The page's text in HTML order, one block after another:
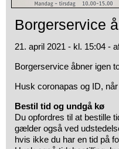
Borgerservice
21. april 2021 - kl. 15:04 -
Borgerservice åbner igen
Husk coronapas og ID,
Bestil tid og undgå kø
Du opfordres til at bestille
gælder også ved
hvis ikke du har en tid på